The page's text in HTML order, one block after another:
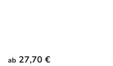
ab 27,70 €